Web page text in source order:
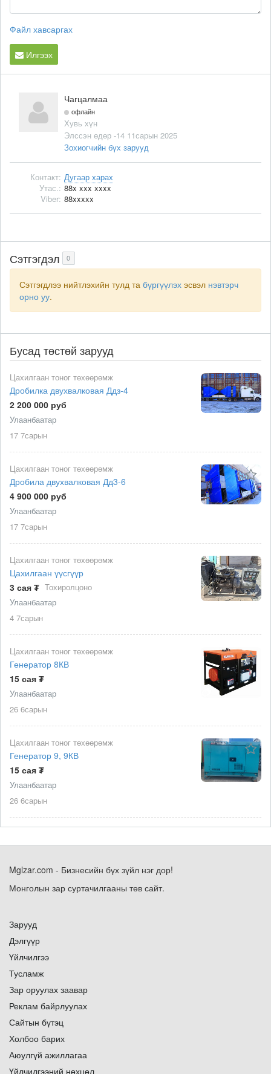
Файл хавсаргах
Илгээх
Чагцалмаа
офлайн
Хувь хүн
Элссэн өдөр -14 11сарын 2025
Зохиогчийн бүх зарууд
Контакт: Дугаар харах
Утас.: 88x xxx xxxx
Viber: 88xxxxx
Сэтгэгдэл 0
Сэтгэгдлээ нийтлэхийн тулд та бүргүүлэх эсвэл нэвтэрч
орно уу.
Бусад төстөй зарууд
Цахилгаан тоног төхөөрөмж
Дробилка двухвалковая Ддз-4
2 200 000 руб
Улаанбаатар
17 7сарын
Цахилгаан тоног төхөөрөмж
Дробила двухвалковая Дд3-6
4 900 000 руб
Улаанбаатар
17 7сарын
3
Цахилгаан тоног төхөөрөмж
Цахилгаан үүсгүүр
3 сая ₮ Тохиролцоно
Улаанбаатар
4 7сарын
Цахилгаан тоног төхөөрөмж
Генератор 8КВ
15 сая ₮
Улаанбаатар
26 6сарын
Цахилгаан тоног төхөөрөмж
Генератор 9, 9КВ
15 сая ₮
Улаанбаатар
26 6сарын
Mglzar.com - Бизнесийн бүх зүйл нэг дор!
Монголын зар суртачилгааны төв сайт.
Зарууд
Дэлгүүр
Үйлчилгээ
Тусламж
Зар оруулах заавар
Реклам байрлуулах
Сайтын бүтэц
Холбоо барих
Аюулгүй ажиллагаа
Үйлчилгээний нөхцөл